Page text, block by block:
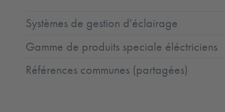
Systèmes de gestion d'éclairage
Gamme de produits speciale éléctriciens
Références communes (partagées)